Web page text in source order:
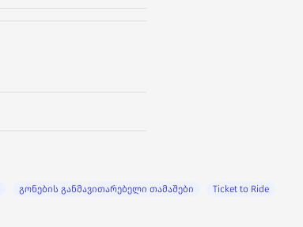
გონების განმავითარებელი თამაშები Ticket to Ride